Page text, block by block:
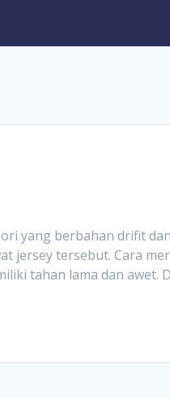
yang berbahan drifit dan
jersey tersebut. Cara
tahan lama dan awet.